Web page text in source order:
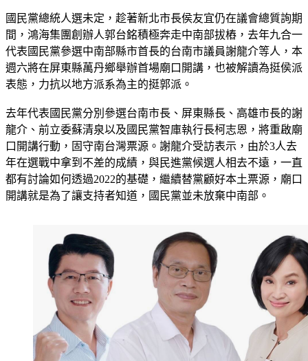
國民黨總統人選未定，趁著新北市長侯友宜仍在議會總質詢期
間，鴻海集團創辦人郭台銘積極奔走中南部拔樁，去年九合一
代表國民黨參選中南部縣市首長的台南市議員謝龍介等人，本
週六將在屏東縣萬丹鄉舉辦首場廟口開講，也被解讀為挺侯派
去年代表國民黨分別參選台南市長、屏東縣長、高雄市長的謝
龍介、前立委蘇清泉以及國民黨智庫執行長柯志恩，將重啟廟
口開講行動，固守南台灣票源。謝龍介受訪表示，由於3人去
年在選戰中拿到不差的成績，與民進黨候選人相去不遠，一直
都有討論如何透過2022的基礎，繼續替黨顧好本土票源，廟口